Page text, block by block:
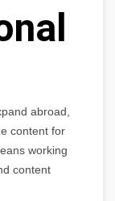
abroad,
content for
working
content